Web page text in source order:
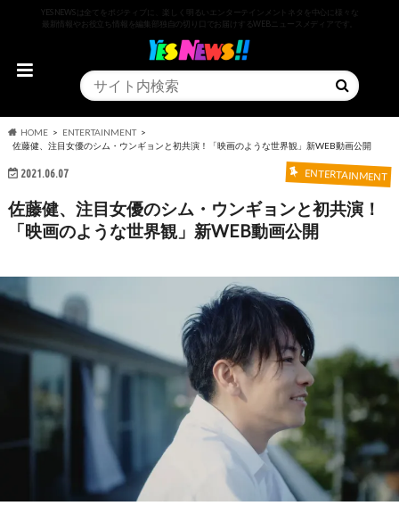
YESNEWSは全てをポジティブに、楽しく明るいエンターテインメントネタを中心に様々な
最新情報やお役立ち情報を編集部独自の切り口でお届けするWEBニュースメディアです。
HOME
ENTERTAINMENT
佐藤健、注目女優のシム・ウンギョンと初共演！「映画のような世界観」新WEB動画公開
2021.06.07 ENTERTAINMENT
佐藤健、注目女優のシム・ウンギョンと初共演！
「映画のような世界観」新WEB動画公開